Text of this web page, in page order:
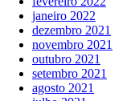
janeiro 2022
dezembro 2021
novembro 2021
outubro 2021
setembro 2021
agosto 2021